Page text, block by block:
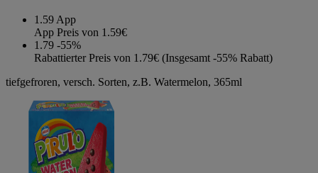
1.59 App
App Preis von 1.59€
1.79 -55%
Rabattierter Preis von 1.79€ (Insgesamt -55% Rabatt)
tiefgefroren, versch. Sorten, z.B. Watermelon, 365ml